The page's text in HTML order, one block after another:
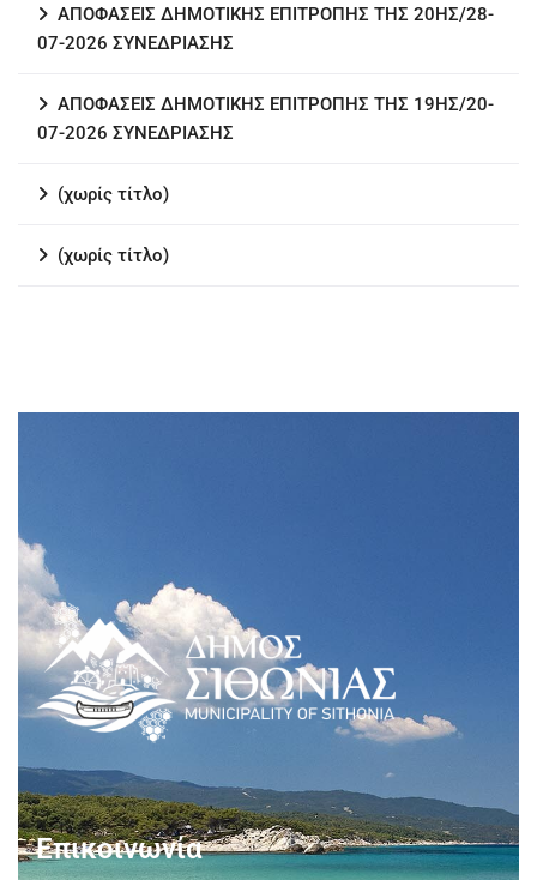
ΑΠΟΦΑΣΕΙΣ ΔΗΜΟΤΙΚΗΣ ΕΠΙΤΡΟΠΗΣ ΤΗΣ 20ΗΣ/28-
07-2026 ΣΥΝΕΔΡΙΑΣΗΣ
ΑΠΟΦΑΣΕΙΣ ΔΗΜΟΤΙΚΗΣ ΕΠΙΤΡΟΠΗΣ ΤΗΣ 19ΗΣ/20-
07-2026 ΣΥΝΕΔΡΙΑΣΗΣ
(χωρίς τίτλο)
(χωρίς τίτλο)
Επικοινωνία